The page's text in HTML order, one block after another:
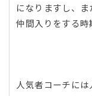
になりますし、
仲間入りをする時
人気者コーチに